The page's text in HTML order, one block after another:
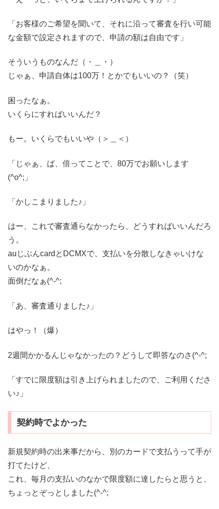
「お客様のご希望を聞いて、それに沿って審査を行い可能
な金額で設定されますので、申請の額は自由です」
そういうものなんだ（・＿・）
じゃぁ、申請自体は100万！とかでもいいの？（笑）
困ったなぁ。
いくらにすればいいんだ？
もー。いくらでもいいや（＞＿＜）
「じゃぁ、ば、倍ってことで、80万でお願いします
(^o^;」
「かしこまりました♪」
はー、これで審査通らなかったら、どうすればいいんだろ
う。
auじぶんcardとDCMXで、支払いを分散しなきゃいけな
いのかなぁ。
面倒だなぁ(^-^;
「あ、審査通りました♪」
はやっ！（爆）
2週間かかるんじゃなかったの？どうして即答なのさ(^-^;
「すでに限度額は引き上げられましたので、ご利用くださ
い♪」
契約時でよかった
新規契約時の出来事だから、別のカードで支払うって手が
打てたけど、
これ、毎月の支払いのなかで限度額に達したらと思うと、
ちょっとぞっとしました(^-^;